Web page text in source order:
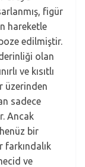
figür
hareketle
edilmiştir.
olan
ve kısıtlı
üzerinden
sadece
Ancak
bir
ve